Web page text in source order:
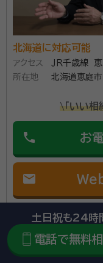
北海道に対応可能
アクセス
ＪＲ千歳線
所在地
北海道恵庭
\「いい相
phone お
mail
対応業務： 遺言書 / 遺
銀行手続き / 戸籍収
土
土日祝も24時
電話で無料